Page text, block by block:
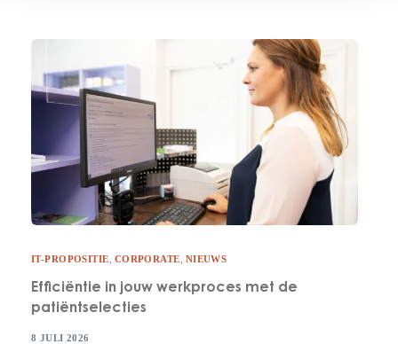
IT-PROPOSITIE CORPORATE NIEUWS
Efficiëntie in jouw werkproces met de
patiëntselecties
8 JULI 2026